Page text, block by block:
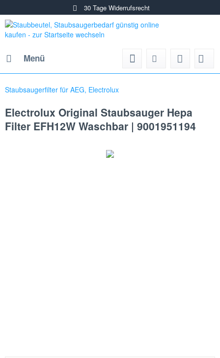
30 Tage Widerrufsrecht
Menü
Staubsaugerfilter für AEG, Electrolux
Electrolux Original Staubsauger Hepa
Filter EFH12W Waschbar | 9001951194